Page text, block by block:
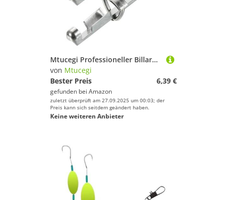
Mtucegi Professioneller Billard Ersatz Mit Abgewinkelten Schleifabstimmungen Cue Tipps Schleifwerkzeug Für Poolstabwartungswartung Austausch Für Poolstift
von Mtucegi
Bester Preis
6,39 €
gefunden bei Amazon
zuletzt überprüft am 27.09.2025 um 00:03; der
Preis kann sich seitdem geändert haben.
Keine weiteren Anbieter